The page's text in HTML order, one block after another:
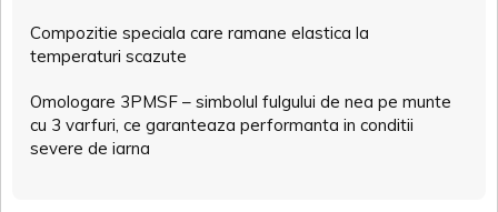
Compozitie speciala care ramane elastica la
temperaturi scazute
Omologare 3PMSF – simbolul fulgului de nea pe munte
cu 3 varfuri, ce garanteaza performanta in conditii
severe de iarna